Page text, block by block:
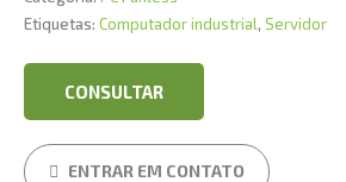
Etiquetas: Computador industrial, Servidor
CONSULTAR
ENTRAR EM CONTATO